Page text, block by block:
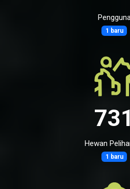
1 baru
731
Hewan
1 baru